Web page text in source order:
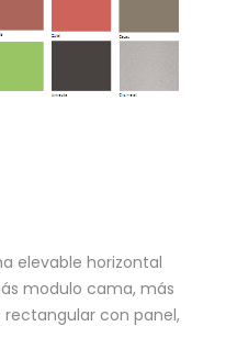
elevable horizontal
modulo cama, más
con panel,